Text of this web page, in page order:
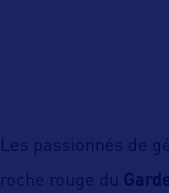
Les passionnés de
roche rouge du